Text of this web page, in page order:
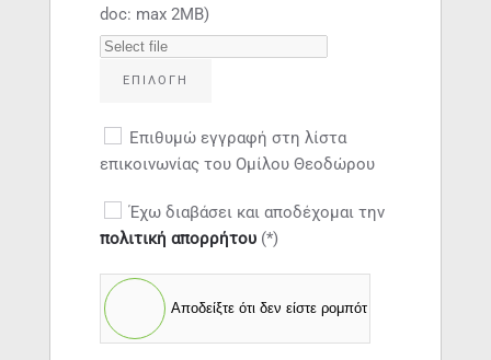
doc: max 2ΜΒ)
ΕΠΙΛΟΓΉ
Επιθυμώ εγγραφή στη λίστα
επικοινωνίας του Ομίλου Θεοδώρου
Έχω διαβάσει και αποδέχομαι την
πολιτική απορρήτου (*)
Αποδείξτε ότι δεν είστε ρομπότ